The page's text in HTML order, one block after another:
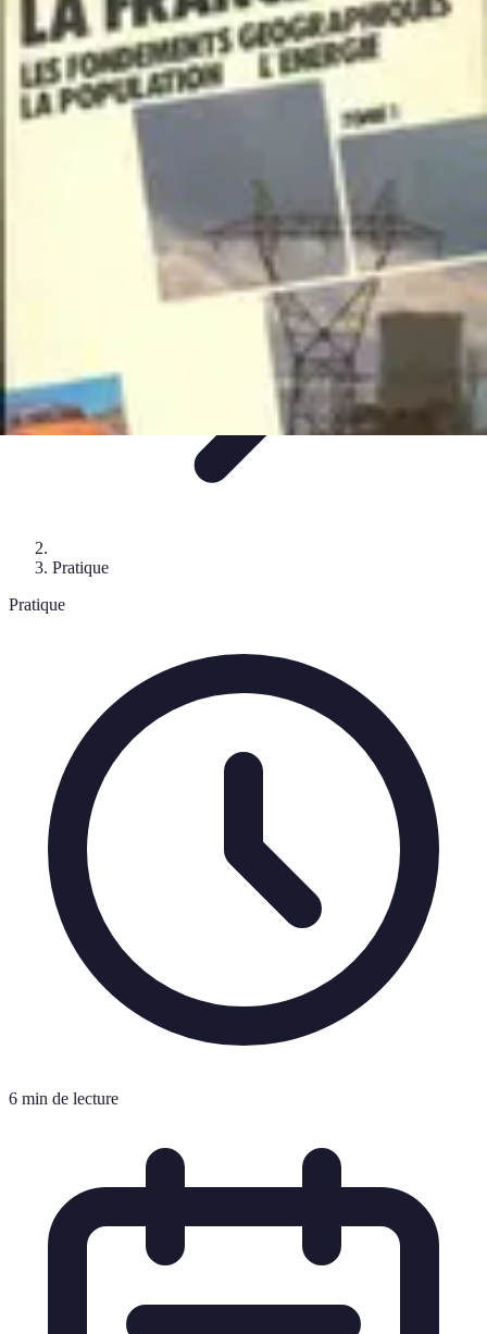
Atlas Géographique
TendancesPerception et UtilisationGuide d'achatÉducation et
ApprentissageAtlas Thématiques
Atlas Géographique
Pratique
Pratique
6 min de lecture